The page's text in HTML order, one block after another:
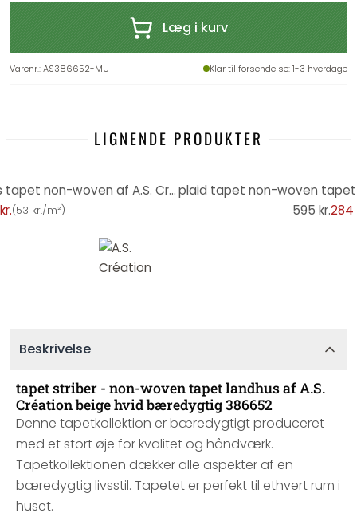
Læg i kurv
Varenr.:AS386652-MU Klar til forsendelse: 1-3 hverdage
LIGNENDE PRODUKTER
tapet ternet PVC-fri - landhus tapet non-woven af A.S. Création beige natur 386643
(53 kr./m²) 595 kr.284
Beskrivelse
tapet striber - non-woven tapet landhus af A.S.
Création beige hvid bæredygtig 386652
Denne tapetkollektion er bæredygtigt produceret
med et stort øje for kvalitet og håndværk.
Tapetkollektionen dækker alle aspekter af en
bæredygtig livsstil. Tapetet er perfekt til ethvert rum i
huset.